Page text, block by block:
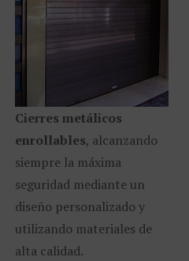
Cierres metálicos
enrollables, alcanzando
siempre la máxima
seguridad mediante un
diseño personalizado y
utilizando materiales de
alta calidad.